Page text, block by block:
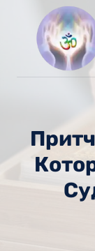
содержимому